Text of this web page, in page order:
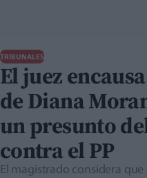
TRIBUNALES
El juez
de Diana
un presunto
contra el PP
El magistrado considera